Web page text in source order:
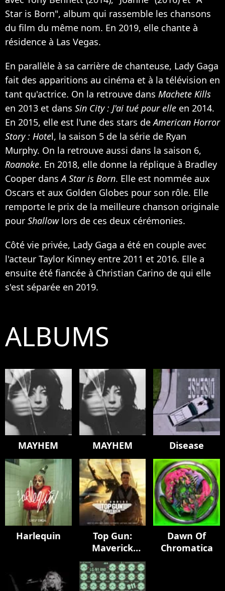
Star is Born", album qui rassemble les chansons
du film du même nom. En 2019, elle chante à
résidence à Las Vegas.
En parallèle à sa carrière de chanteuse, Lady Gaga
fait des apparitions au cinéma et à la télévision en
tant qu'actrice. On la retrouve dans Machete Kills
en 2013 et dans Sin City : J'ai tué pour elle en 2014.
En 2015, elle est l'une des stars deAmerican Horror
Story : Hotel, la saison 5 de la série de Ryan
Murphy. On la retrouve aussi dans la saison 6,
Roanoke. En 2018, elle donne la réplique à Bradley
Cooper dansA Star is Born. Elle est nommée aux
Oscars et aux Golden Globes pour son rôle. Elle
remporte le prix de la meilleure chanson originale
pour Shallowlors de ces deux cérémonies.
Côté vie privée, Lady Gaga a été en couple avec
l'acteur Taylor Kinney entre 2011 et 2016. Elle a
ensuite été fiancée à Christian Carino de qui elle
s'est séparée en 2019.
ALBUMS
MAYHEM MAYHEM Disease
Harlequin
Top Gun:
Maverick
(Music From
The Motion
Picture)
Dawn Of
Chromatica